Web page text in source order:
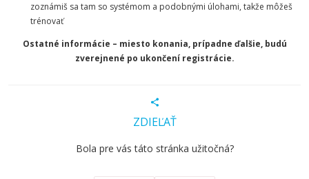
zoznámiš sa tam so systémom a podobnými úlohami, takže môžeš
trénovať
Ostatné informácie – miesto konania, prípadne ďalšie, budú
zverejnené po ukončení registrácie.
ZDIEĽAŤ
Bola pre vás táto stránka užitočná?